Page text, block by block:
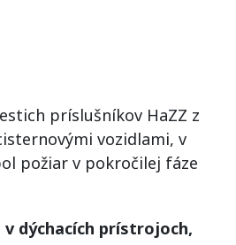
príslušníkov HaZZ z
vozidlami, v
požiar v pokročilej fáze
v dýchacích prístrojoch,